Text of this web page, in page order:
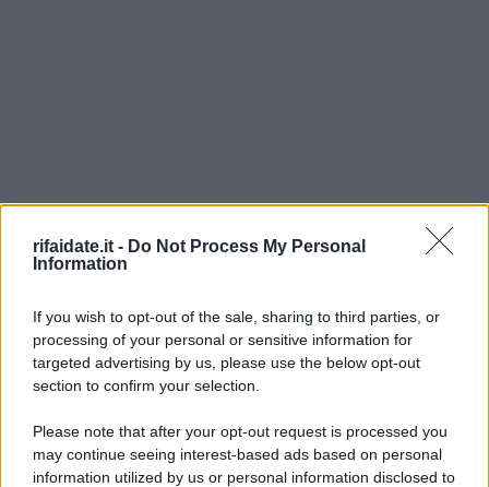
rifaidate.it - Do Not Process My Personal
Information
If you wish to opt-out of the sale, sharing to third parties, or
processing of your personal or sensitive information for
targeted advertising by us, please use the below opt-out
section to confirm your selection.
Please note that after your opt-out request is processed you
may continue seeing interest-based ads based on personal
information utilized by us or personal information disclosed to